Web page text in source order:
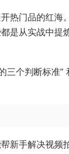
热门品的红海
是从实战中提
三个判断标准”
新手解决视频